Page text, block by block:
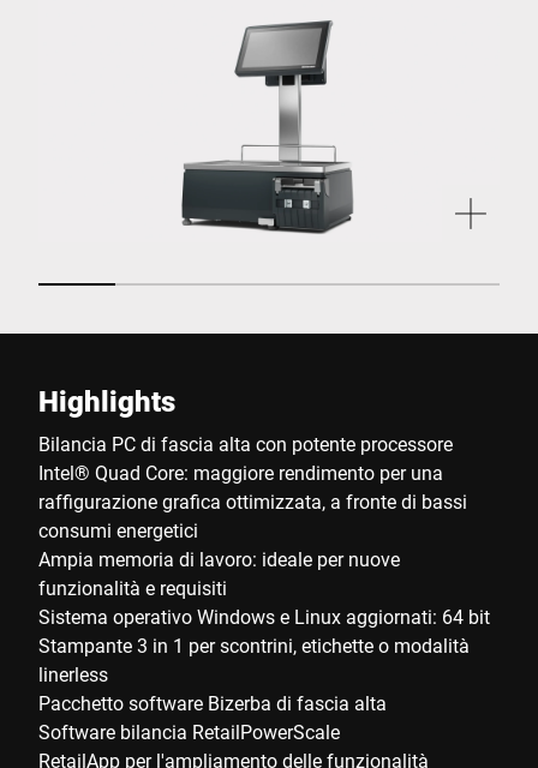
Highlights
Bilancia PC di fascia alta con potente processore
Intel® Quad Core: maggiore rendimento per una
raffigurazione grafica ottimizzata, a fronte di bassi
consumi energetici
Ampia memoria di lavoro: ideale per nuove
funzionalità e requisiti
Sistema operativo Windows e Linux aggiornati: 64 bit
Stampante 3 in 1 per scontrini, etichette o modalità
linerless
Pacchetto software Bizerba di fascia alta
Software bilancia RetailPowerScale
RetailApp per l'ampliamento delle funzionalità